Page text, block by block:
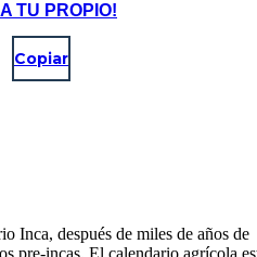
TU PROPIO!
Copiar
Inca, después de miles de años de
pre-incas. El calendario agrícola